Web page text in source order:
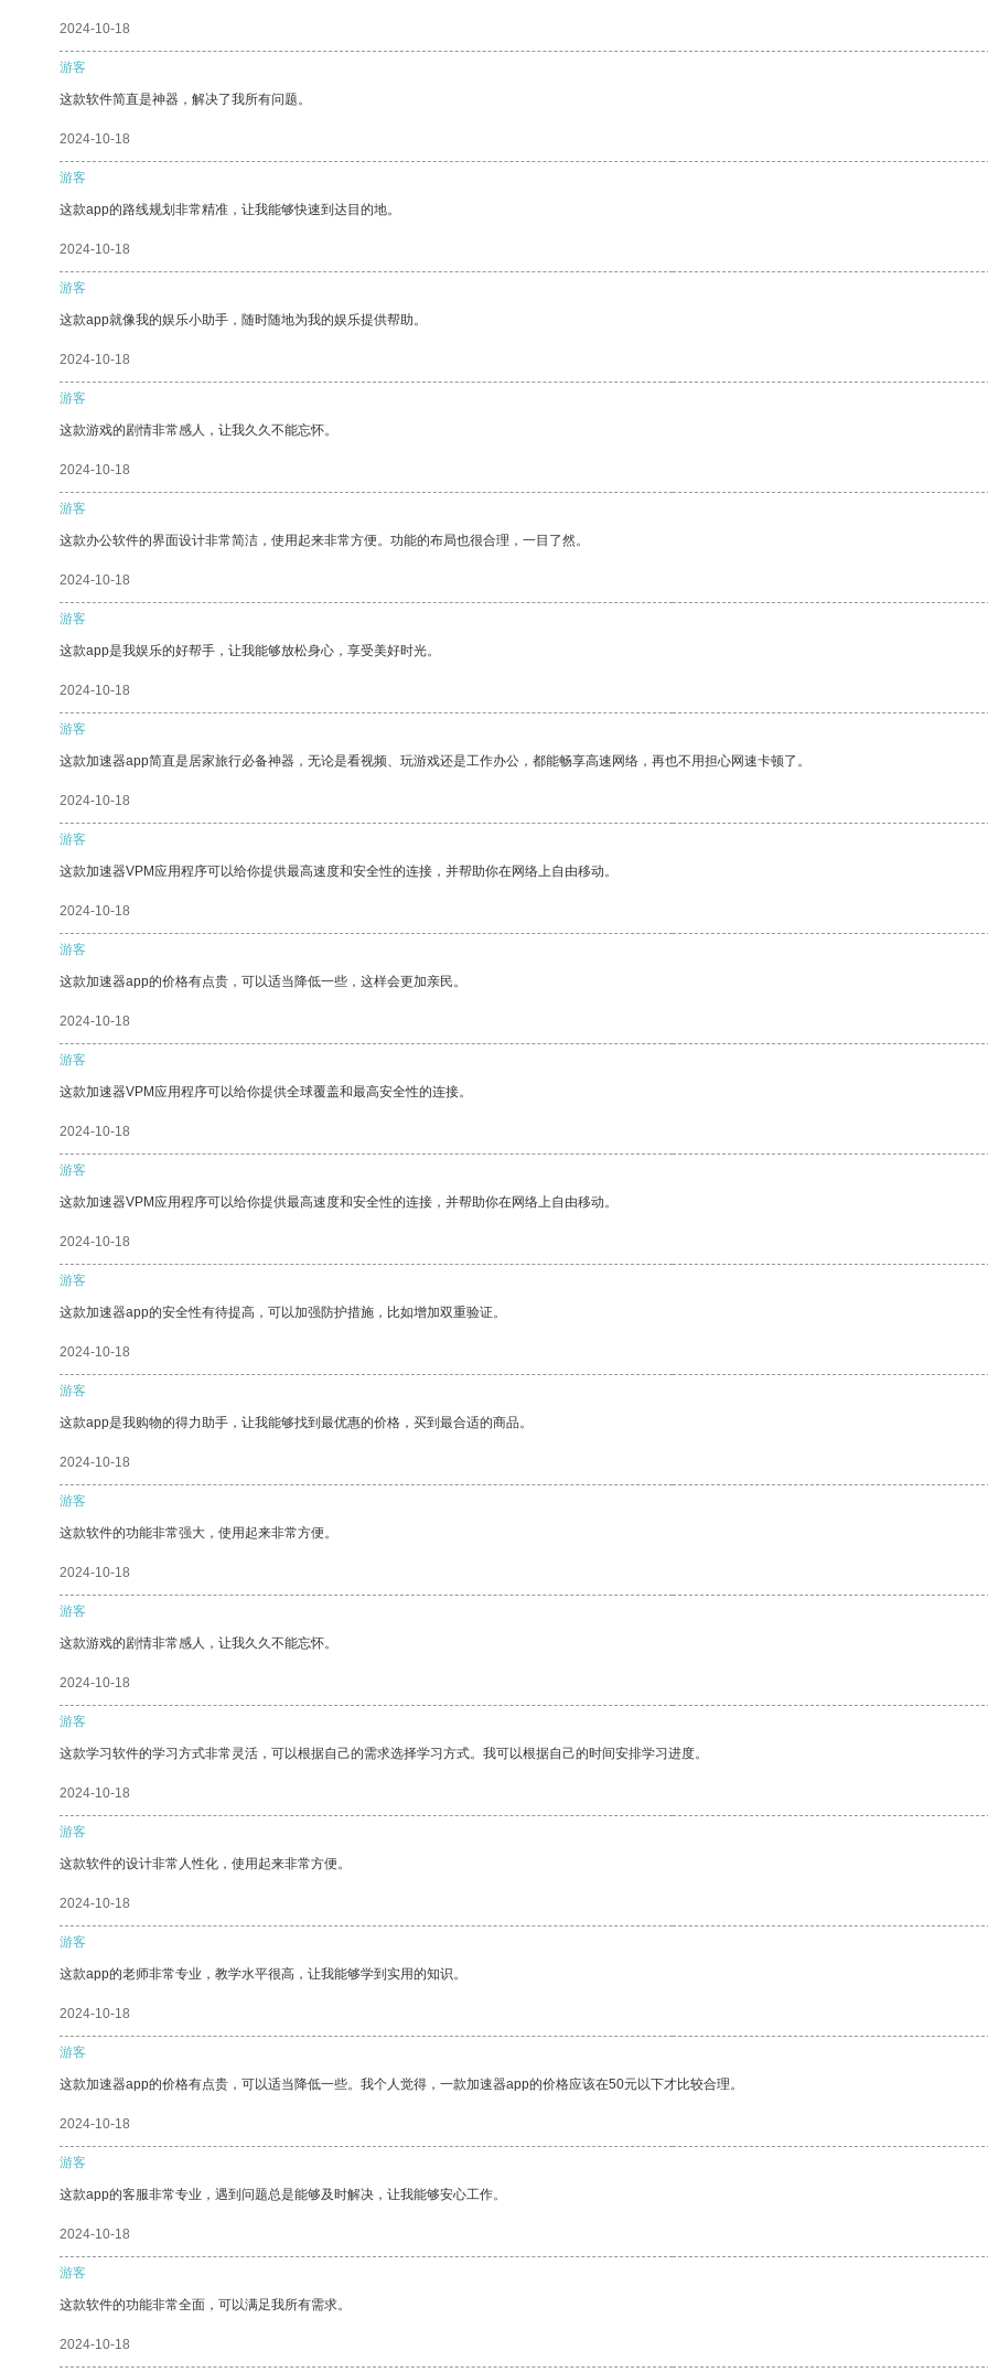
2024-10-18
游客
这款软件简直是神器，解决了我所有问题。
2024-10-18
游客
这款app的路线规划非常精准，让我能够快速到达目的地。
2024-10-18
游客
这款app就像我的娱乐小助手，随时随地为我的娱乐提供帮助。
2024-10-18
游客
这款游戏的剧情非常感人，让我久久不能忘怀。
2024-10-18
游客
这款办公软件的界面设计非常简洁，使用起来非常方便。功能的布局也很合理，一目了然。
2024-10-18
游客
这款app是我娱乐的好帮手，让我能够放松身心，享受美好时光。
2024-10-18
游客
这款加速器app简直是居家旅行必备神器，无论是看视频、玩游戏还是工作办公，都能畅享高速网络，再也不用担心网速卡顿了。
2024-10-18
游客
这款加速器VPM应用程序可以给你提供最高速度和安全性的连接，并帮助你在网络上自由移动。
2024-10-18
游客
这款加速器app的价格有点贵，可以适当降低一些，这样会更加亲民。
2024-10-18
游客
这款加速器VPM应用程序可以给你提供全球覆盖和最高安全性的连接。
2024-10-18
游客
这款加速器VPM应用程序可以给你提供最高速度和安全性的连接，并帮助你在网络上自由移动。
2024-10-18
游客
这款加速器app的安全性有待提高，可以加强防护措施，比如增加双重验证。
2024-10-18
游客
这款app是我购物的得力助手，让我能够找到最优惠的价格，买到最合适的商品。
2024-10-18
游客
这款软件的功能非常强大，使用起来非常方便。
2024-10-18
游客
这款游戏的剧情非常感人，让我久久不能忘怀。
2024-10-18
游客
这款学习软件的学习方式非常灵活，可以根据自己的需求选择学习方式。我可以根据自己的时间安排学习进度。
2024-10-18
游客
这款软件的设计非常人性化，使用起来非常方便。
2024-10-18
游客
这款app的老师非常专业，教学水平很高，让我能够学到实用的知识。
2024-10-18
游客
这款加速器app的价格有点贵，可以适当降低一些。我个人觉得，一款加速器app的价格应该在50元以下才比较合理。
2024-10-18
游客
这款app的客服非常专业，遇到问题总是能够及时解决，让我能够安心工作。
2024-10-18
游客
这款软件的功能非常全面，可以满足我所有需求。
2024-10-18